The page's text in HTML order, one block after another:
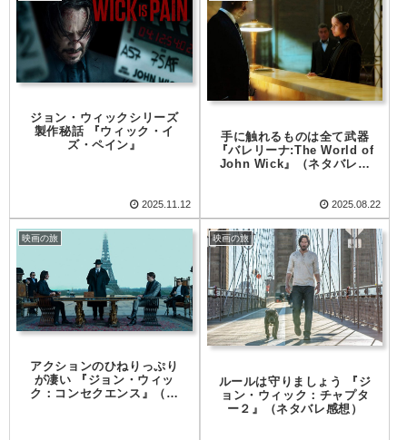
ジョン・ウィックシリーズ
製作秘話 『ウィック・イ
ズ・ペイン』
2025.11.12
手に触れるものは全て武器
『バレリーナ:The World of
John Wick』（ネタバレ鑑
2025.08.22
映画の旅
アクションのひねりっぷり
が凄い 『ジョン・ウィッ
ク：コンセクエンス』（ネ
映画の旅
ルールは守りましょう 『ジ
ョン・ウィック：チャプタ
ー２』（ネタバレ感想）